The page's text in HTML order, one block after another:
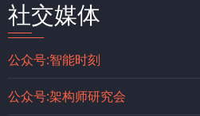
社交媒体
公众号:智能时刻
公众号:架构师研究会